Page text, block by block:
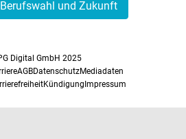
und Zukunft
Digital GmbH 2025
AGBDatenschutzMediadaten
Kündigung Impressum